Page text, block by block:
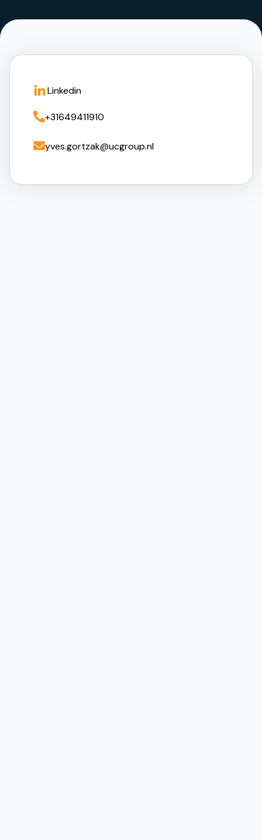
Linkedin
+31649411910
yves.gortzak@ucgroup.nl